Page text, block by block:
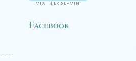
Facebook